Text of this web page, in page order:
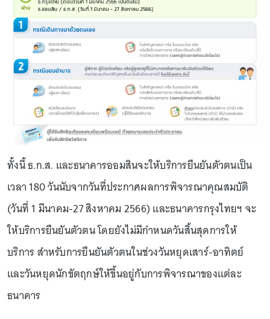
ทั้งนี้ ธ.ก.ส. และธนาคารออมสินจะให้บริการยืนยันตัวตนเป็น
เวลา 180 วันนับจากวันที่ประกาศผลการพิจารณาคุณสมบัติ
(วันที่ 1 มีนาคม-27 สิงหาคม 2566) และธนาคารกรุงไทยฯ จะ
ให้บริการยืนยันตัวตน โดยยังไม่มีกำหนดวันสิ้นสุดการให้
บริการ สำหรับการยืนยันตัวตนในช่วงวันหยุดเสาร์-อาทิตย์
และวันหยุดนักขัตฤกษ์ให้ขึ้นอยู่กับการพิจารณาของแต่ละ
ธนาคาร